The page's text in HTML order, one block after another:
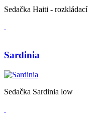
Sedačka Haiti - rozkládací
Sardinia
Sedačka Sardinia low